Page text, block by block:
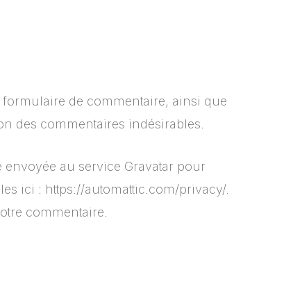
de commentaire, ainsi que
des commentaires indésirables.
au service Gravatar pour
ici : https://automattic.com/privacy/.
commentaire.